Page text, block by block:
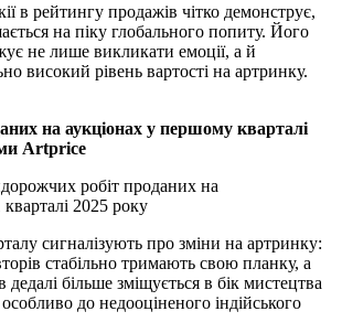
в рейтингу продажів чітко демонструє,
на піку глобального попиту. Його
не лише викликати емоції, а й
високий рівень вартості на артринку.
на аукціонах у першому кварталі
Artprice
сигналізують про зміни на артринку:
стабільно тримають свою планку, а
дедалі більше зміщується в бік мистецтва
до недооціненого індійського